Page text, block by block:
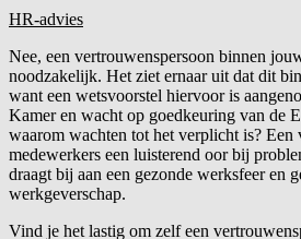
HR-advies
Nee, een vertrouwenspersoon binnen
noodzakelijk. Het ziet ernaar uit dat dit
want een wetsvoorstel hiervoor is
Kamer en wacht op goedkeuring van de
waarom wachten tot het verplicht is? Een
medewerkers een luisterend oor bij
draagt bij aan een gezonde werksfeer en
werkgeverschap.
Vind je het lastig om zelf een